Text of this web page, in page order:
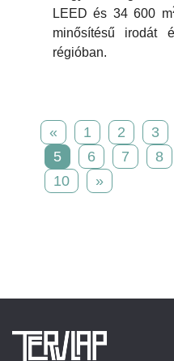
LEED és 34 600 m
minősítésű irodát
régióban.
« 1 2 3
5
6 7 8
10
»